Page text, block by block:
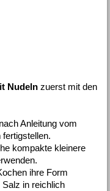
Nudeln zuerst mit den
Anleitung vom
kompakte kleinere
ihre Form
in reichlich